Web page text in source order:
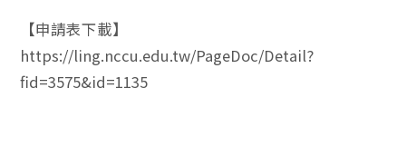
【申請表下載】
https://ling.nccu.edu.tw/PageDoc/Detail?
fid=3575&id=1135